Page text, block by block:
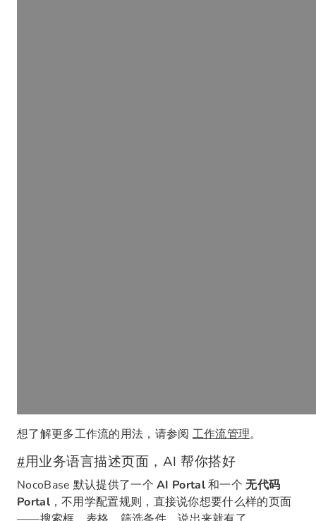
想了解更多工作流的用法，请参阅工作流管理。
#用业务语言描述页面，AI 帮你搭好
NocoBase 默认提供了一个AI Portal和一个无代码
Portal，不用学配置规则，直接说你想要什么样的页面